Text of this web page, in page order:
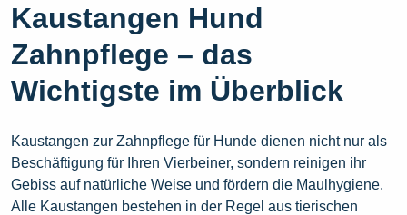
Kaustangen Hund
Zahnpflege – das
Wichtigste im Überblick
Kaustangen zur Zahnpflege für Hunde dienen nicht nur als
Beschäftigung für Ihren Vierbeiner, sondern reinigen ihr
Gebiss auf natürliche Weise und fördern die Maulhygiene.
Alle Kaustangen bestehen in der Regel aus tierischen